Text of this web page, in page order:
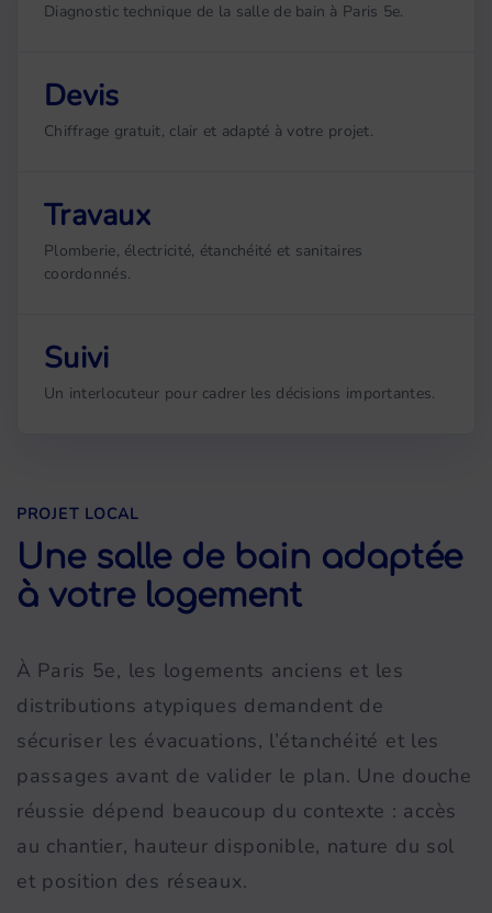
Diagnostic technique de la salle de bain à Paris 5e.
Devis
Chiffrage gratuit, clair et adapté à votre projet.
Travaux
Plomberie, électricité, étanchéité et sanitaires
coordonnés.
Suivi
Un interlocuteur pour cadrer les décisions importantes.
PROJET LOCAL
Une salle de bain adaptée
à votre logement
À Paris 5e, les logements anciens et les
distributions atypiques demandent de
sécuriser les évacuations, l’étanchéité et les
passages avant de valider le plan. Une douche
réussie dépend beaucoup du contexte : accès
au chantier, hauteur disponible, nature du sol
et position des réseaux.